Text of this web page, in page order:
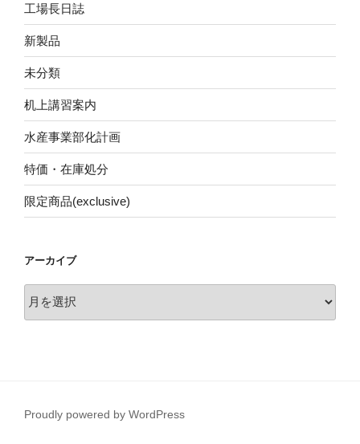
工場長日誌
新製品
未分類
机上講習案内
水産事業部化計画
特価・在庫処分
限定商品(exclusive)
アーカイブ
ー
Proudly powered by WordPress